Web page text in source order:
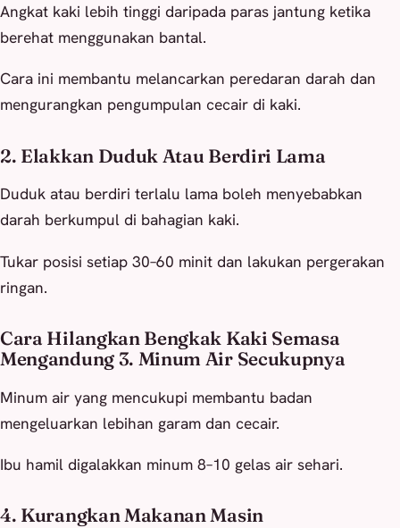
Angkat kaki lebih tinggi daripada paras jantung ketika
berehat menggunakan bantal.
Cara ini membantu melancarkan peredaran darah dan
mengurangkan pengumpulan cecair di kaki.
2. Elakkan Duduk Atau Berdiri Lama
Duduk atau berdiri terlalu lama boleh menyebabkan
darah berkumpul di bahagian kaki.
Tukar posisi setiap 30–60 minit dan lakukan pergerakan
ringan.
Cara Hilangkan Bengkak Kaki Semasa
Mengandung 3. Minum Air Secukupnya
Minum air yang mencukupi membantu badan
mengeluarkan lebihan garam dan cecair.
Ibu hamil digalakkan minum 8–10 gelas air sehari.
4. Kurangkan Makanan Masin